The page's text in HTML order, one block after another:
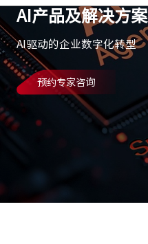
AI产品及解决方案
AI驱动的企业数字化转型
预约专家咨询